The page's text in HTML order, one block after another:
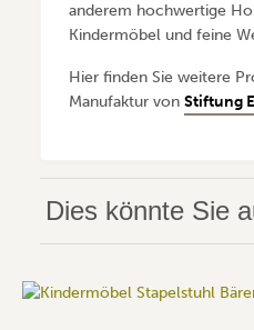
anderem hochwertige
Kindermöbel und feine
Hier finden Sie weitere
Manufaktur von Stiftung
Dies könnte Sie